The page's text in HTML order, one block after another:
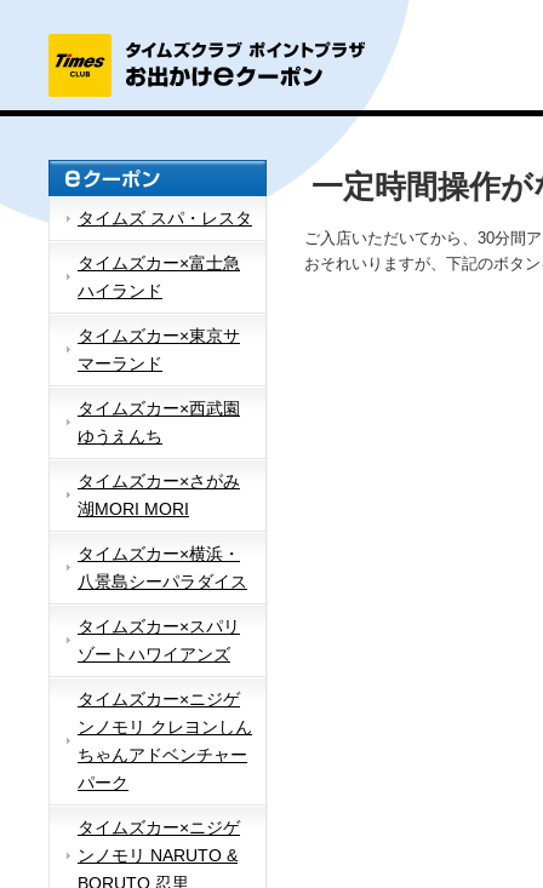
タイムズ スパ・レスタ
タイムズカー×富士急
ハイランド
タイムズカー×東京サ
マーランド
タイムズカー×西武園
ゆうえんち
タイムズカー×さがみ
湖MORI MORI
タイムズカー×横浜・
八景島シーパラダイス
タイムズカー×スパリ
ゾートハワイアンズ
タイムズカー×ニジゲ
ンノモリ クレヨンしん
ちゃんアドベンチャー
パーク
タイムズカー×ニジゲ
ンノモリ NARUTO &
BORUTO 忍里
一定時間操作
ご入店いただいてから、30分間
おそれいりますが、下記のボタ